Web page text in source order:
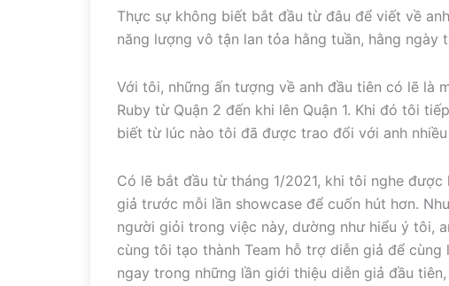
Thực sự không biết bắt đầu từ đâu để viết về
năng lượng vô tận lan tỏa hằng tuần, hằng ngày
Với tôi, những ấn tượng về anh đầu tiên có lẽ là
Ruby từ Quận 2 đến khi lên Quận 1. Khi đó tôi
biết từ lúc nào tôi đã được trao đổi với anh nhiều
Có lẽ bắt đầu từ tháng 1/2021, khi tôi nghe
giả trước mỗi lần showcase để cuốn hút hơn.
người giỏi trong việc này, dường như hiểu ý tôi,
cùng tôi tạo thành Team hỗ trợ diễn giả để
ngay trong những lần giới thiệu diễn giả đầu